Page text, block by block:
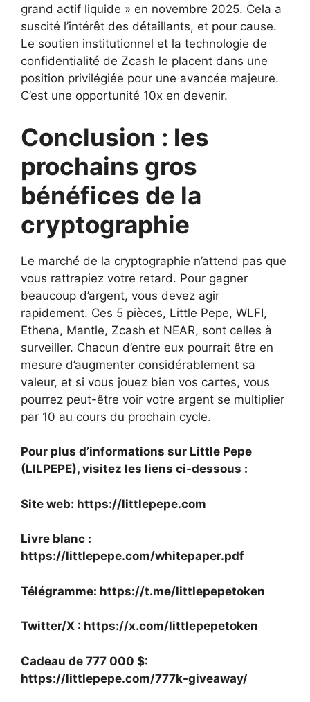
grand actif liquide » en novembre 2025. Cela a
suscité l’intérêt des détaillants, et pour cause.
Le soutien institutionnel et la technologie de
confidentialité de Zcash le placent dans une
position privilégiée pour une avancée majeure.
C’est une opportunité 10x en devenir.
Conclusion : les
prochains gros
bénéfices de la
cryptographie
Le marché de la cryptographie n’attend pas que
vous rattrapiez votre retard. Pour gagner
beaucoup d’argent, vous devez agir
rapidement. Ces 5 pièces, Little Pepe, WLFI,
Ethena, Mantle, Zcash et NEAR, sont celles à
surveiller. Chacun​‍​‌‍​‍‌​‍​‌‍​‍‌ d’entre eux pourrait être en
mesure d’augmenter considérablement sa
valeur, et si vous jouez bien vos cartes, vous
pourrez peut-être voir votre argent se multiplier
par 10 au cours du prochain cycle.
Pour plus d’informations sur Little Pepe
(LILPEPE), visitez les liens ci-dessous :
Site web: https://littlepepe.com
Livre blanc :
https://littlepepe.com/whitepaper.pdf
Télégramme: https://t.me/littlepepetoken
Twitter/X : https://x.com/littlepepetoken
Cadeau de 777 000 $:
https://littlepepe.com/777k-giveaway/